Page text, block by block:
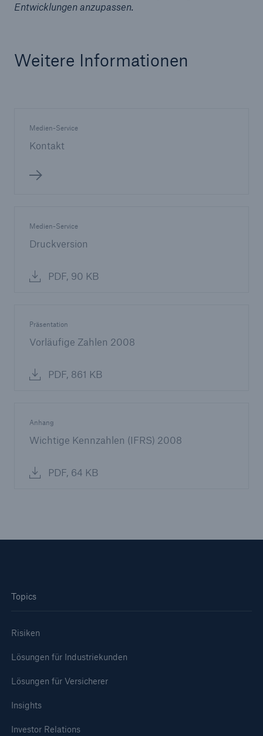
Entwicklungen anzupassen.
Weitere Informationen
Medien-Service
Kontakt
Medien-Service
Druckversion
PDF, 90 KB
Präsentation
Vorläufige Zahlen 2008
PDF, 861 KB
Anhang
Wichtige Kennzahlen (IFRS) 2008
PDF, 64 KB
Topics
Risiken
Lösungen für Industriekunden
Lösungen für Versicherer
Insights
Investor Relations